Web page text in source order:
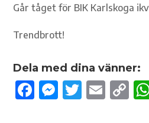
Går tåget för BIK Karlskoga
Trendbrott!
Dela med dina vänner:
F
M T
E
C